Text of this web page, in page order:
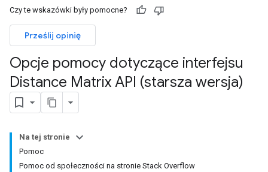
Czy te wskazówki były pomocne?
Prześlij opinię
Opcje pomocy dotyczące interfejsu
Distance Matrix API (starsza wersja)
Na tej stronie
Pomoc
Pomoc od społeczności na stronie Stack Overflow